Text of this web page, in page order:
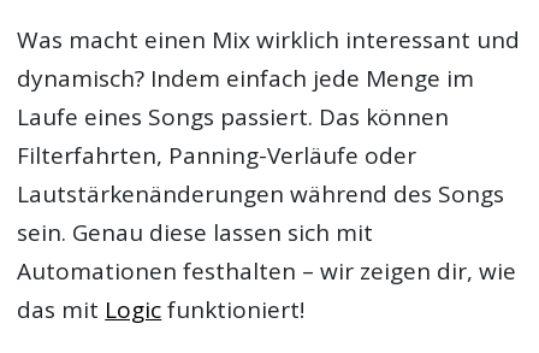
Was macht einen Mix wirklich interessant und
dynamisch? Indem einfach jede Menge im
Laufe eines Songs passiert. Das können
Filterfahrten, Panning-Verläufe oder
Lautstärkenänderungen während des Songs
sein. Genau diese lassen sich mit
Automationen festhalten – wir zeigen dir, wie
das mit Logicfunktioniert!